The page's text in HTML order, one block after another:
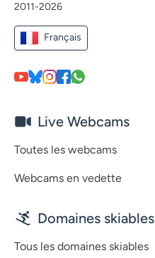
2011-2026
Français
Live Webcams
Toutes les webcams
Webcams en vedette
Domaines skiables
Tous les domaines skiables